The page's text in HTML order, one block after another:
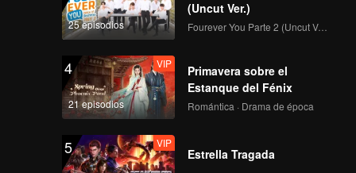
25 episodios
(Uncut Ver.)
Fourever You Parte 2 (Uncut Ver.)
4
21 episodios
VIP
Primavera sobre el
Estanque del Fénix
Romántica · Drama de época
5 VIP
Estrella Tragada